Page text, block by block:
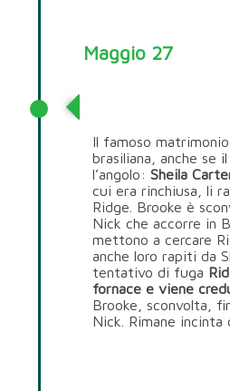
Maggio 27
Il famoso
brasiliana, anche se
l’angolo: Sheila
cui era rinchiusa, li
Ridge. Brooke è
Nick che accorre in
mettono a cercare
anche loro rapiti da
tentativo di fuga
fornace e viene
Brooke, sconvolta,
Nick. Rimane incinta